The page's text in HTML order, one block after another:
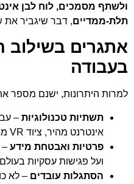
ולשתף מסמכים, לוח לבן
תלת-ממדיים, דבר שיגביר את
אתגרים
בעבודה
למרות היתרונות, ישנם מספר
תשתיות טכנולוגיות –
אינטרנט מהיר, ציוד VR מתקדם ומערכות מחשוב חזקות.
פרטיות ואבטחת מידע –
ועל פגישות עסקיות בעולם
הסתגלות עובדים – לא